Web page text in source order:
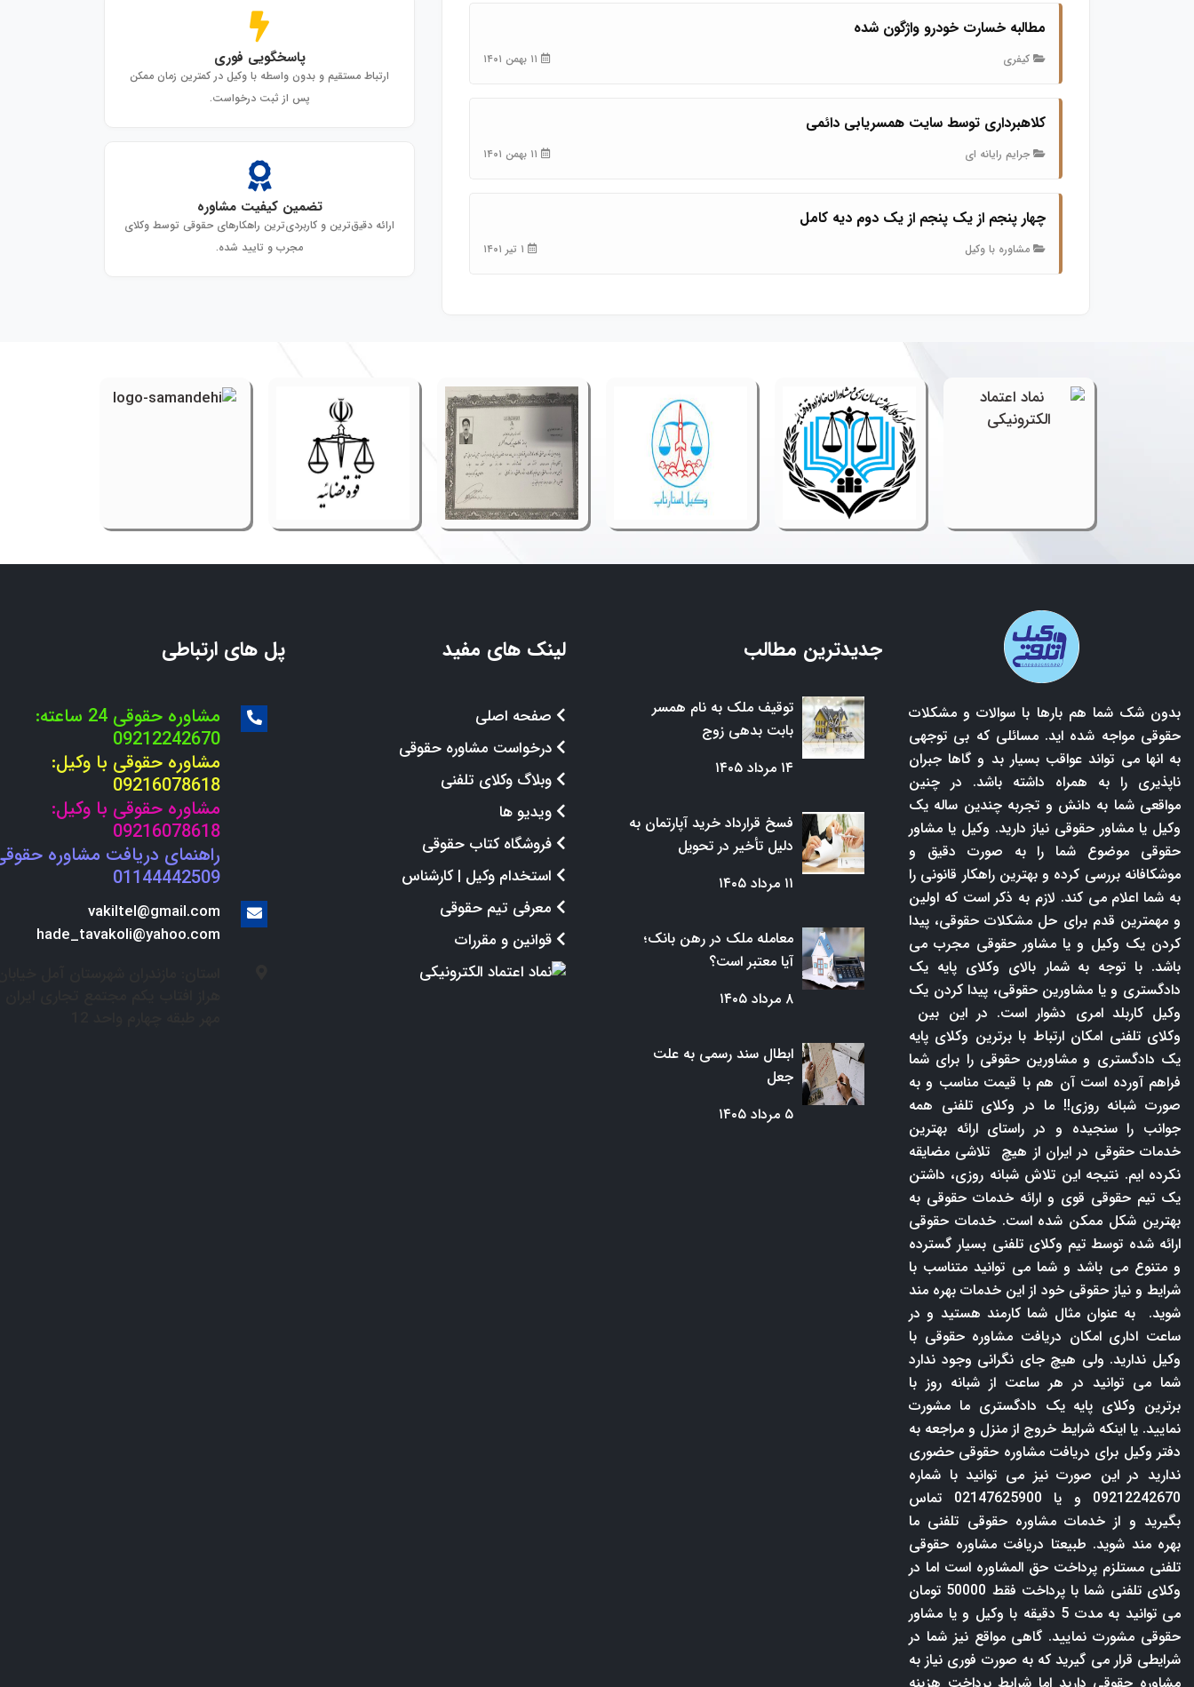
مطالبه خسارت خودرو واژگون شده
کیفری
کلاهبرداری توسط سایت همسریابی دائمی
جرایم رایانه ای
چهار پنجم از یک پنجم از یک دوم دیه کامل
مشاوره با وکیل
پاسخگویی فوری
ارتباط مستقیم و بدون واسطه با وکیل در کمترین زمان ممکن
پس از ثبت درخواست.
تضمین کیفیت مشاوره
ارائه دقیق‌ترین و کاربردی‌ترین راهکارهای حقوقی توسط وکلای
مجرب و تایید شده.
بدون شک شما هم بارها با سوالات و مشکلات
حقوقی مواجه شده اید. مسائلی که بی توجهی
به انها می تواند عواقب بسیار بد و گاها جبران
ناپذیری را به همراه داشته باشد. در چنین
مواقعی شما به دانش و تجربه چندین ساله یک
وکیل یا مشاور حقوقی نیاز دارید. وکیل یا مشاور
حقوقی موضوع شما را به صورت دقیق و
موشکافانه بررسی کرده و بهترین راهکار قانونی را
به شما اعلام می کند. لازم به ذکر است که اولین
و مهمترین قدم برای حل مشکلات حقوقی، پیدا
کردن یک وکیل و یا مشاور حقوقی مجرب می
باشد. با توجه به شمار بالای وکلای پایه یک
دادگستری و یا مشاورین حقوقی، پیدا کردن یک
وکیل کاربلد امری دشوار است. در این بین
وکلای تلفنی امکان ارتباط با برترین وکلای پایه
یک دادگستری و مشاورین حقوقی را برای شما
فراهم آورده است آن هم با قیمت مناسب و به
صورت شبانه روزی!! ما در وکلای تلفنی همه
جوانب را سنجیده و در راستای ارائه بهترین
خدمات حقوقی در ایران از هیچ تلاشی مضایقه
نکرده ایم. نتیجه این تلاش شبانه روزی، داشتن
یک تیم حقوقی قوی و ارائه خدمات حقوقی به
بهترین شکل ممکن شده است. خدمات حقوقی
ارائه شده توسط تیم وکلای تلفنی بسیار گسترده
و متنوع می باشد و شما می توانید متناسب با
شرایط و نیاز حقوقی خود از این خدمات بهره مند
شوید. به عنوان مثال شما کارمند هستید و در
ساعت اداری امکان دریافت مشاوره حقوقی با
وکیل ندارید. ولی هیچ جای نگرانی وجود ندارد
شما می توانید در هر ساعت از شبانه روز با
برترین وکلای پایه یک دادگستری ما مشورت
نمایید. یا اینکه شرایط خروج از منزل و مراجعه به
دفتر وکیل برای دریافت مشاوره حقوقی حضوری
ندارید در این صورت نیز می توانید با شماره
09212242670 و یا 02147625900 تماس
بگیرید و از خدمات مشاوره حقوقی تلفنی ما
بهره مند شوید. طبیعتا دریافت مشاوره حقوقی
تلفنی مستلزم پرداخت حق المشاوره است اما در
وکلای تلفنی شما با پرداخت فقط 50000 تومان
می توانید به مدت 5 دقیقه با وکیل و یا مشاور
حقوقی مشورت نمایید. گاهی مواقع نیز شما در
شرایطی قرار می گیرید که به صورت فوری نیاز به
جدیدترین مطالب
توقیف ملک به نام همسر
بابت بدهی زوج
۱۴ مرداد ۱۴۰۵
فسخ قرارداد خرید آپارتمان به
دلیل تأخیر در تحویل
۱۱ مرداد ۱۴۰۵
معامله ملک در رهن بانک؛
آیا معتبر است؟
۸ مرداد ۱۴۰۵
ابطال سند رسمی به علت
جعل
۵ مرداد ۱۴۰۵
لینک های مفید
صفحه اصلی
درخواست مشاوره حقوقی
وبلاگ وکلای تلفنی
ویدیو ها
فروشگاه کتاب حقوقی
استخدام وکیل | کارشناس
معرفی تیم حقوقی
قوانین و مقررات
پل های ارتباطی
مشاوره حقوقی 24 ساعته:
09212242670
مشاوره حقوقی با وکیل:
09216078618
مشاوره حقوقی با وکیل:
09216078618
راهنمای دریافت مشاوره
01144442509
vakiltel@gmail.com
hade_tavakoli@yahoo.com